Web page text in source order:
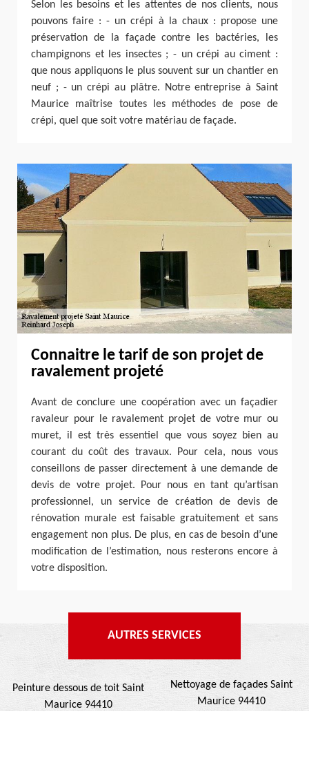
Selon les besoins et les attentes de nos clients, nous
pouvons faire : - un crépi à la chaux : propose une
préservation de la façade contre les bactéries, les
champignons et les insectes ; - un crépi au ciment :
que nous appliquons le plus souvent sur un chantier en
neuf ; - un crépi au plâtre. Notre entreprise à Saint
Maurice maîtrise toutes les méthodes de pose de
crépi, quel que soit votre matériau de façade.
Connaitre le tarif de son projet de
ravalement projeté
Avant de conclure une coopération avec un façadier
ravaleur pour le ravalement projet de votre mur ou
muret, il est très essentiel que vous soyez bien au
courant du coût des travaux. Pour cela, nous vous
conseillons de passer directement à une demande de
devis de votre projet. Pour nous en tant qu’artisan
professionnel, un service de création de devis de
rénovation murale est faisable gratuitement et sans
engagement non plus. De plus, en cas de besoin d’une
modification de l’estimation, nous resterons encore à
votre disposition.
AUTRES SERVICES
Peinture dessous de toit Saint
Maurice 94410
Nettoyage de façades Saint
Maurice 94410